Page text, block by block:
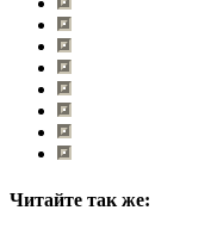
Читайте так же: